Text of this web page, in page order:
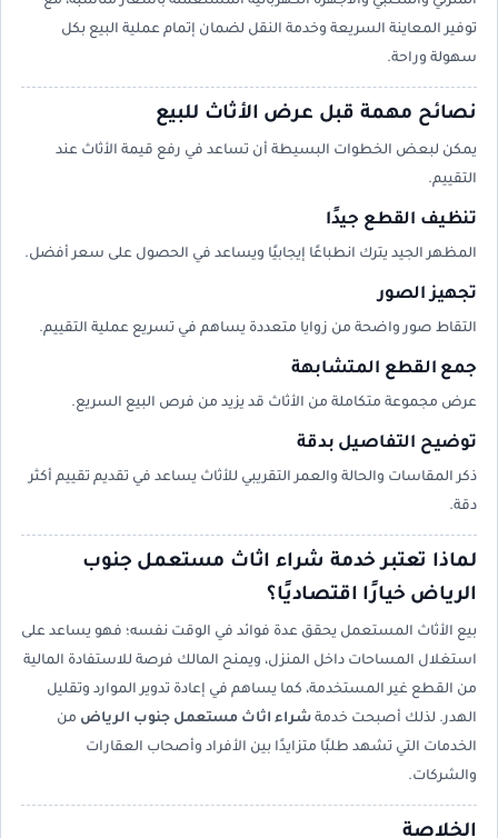
توفير المعاينة السريعة وخدمة النقل لضمان إتمام عملية البيع بكل
سهولة وراحة.
نصائح مهمة قبل عرض الأثاث للبيع
يمكن لبعض الخطوات البسيطة أن تساعد في رفع قيمة الأثاث عند
التقييم.
تنظيف القطع جيدًا
المظهر الجيد يترك انطباعًا إيجابيًا ويساعد في الحصول على سعر أفضل.
تجهيز الصور
التقاط صور واضحة من زوايا متعددة يساهم في تسريع عملية التقييم.
جمع القطع المتشابهة
عرض مجموعة متكاملة من الأثاث قد يزيد من فرص البيع السريع.
توضيح التفاصيل بدقة
ذكر المقاسات والحالة والعمر التقريبي للأثاث يساعد في تقديم تقييم أكثر
دقة.
لماذا تعتبر خدمة شراء اثاث مستعمل جنوب
الرياض خيارًا اقتصاديًا؟
بيع الأثاث المستعمل يحقق عدة فوائد في الوقت نفسه؛ فهو يساعد على
استغلال المساحات داخل المنزل، ويمنح المالك فرصة للاستفادة المالية
من القطع غير المستخدمة، كما يساهم في إعادة تدوير الموارد وتقليل
الهدر. لذلك أصبحت خدمة شراء اثاث مستعمل جنوب الرياض من
الخدمات التي تشهد طلبًا متزايدًا بين الأفراد وأصحاب العقارات
والشركات.
الخلاصة